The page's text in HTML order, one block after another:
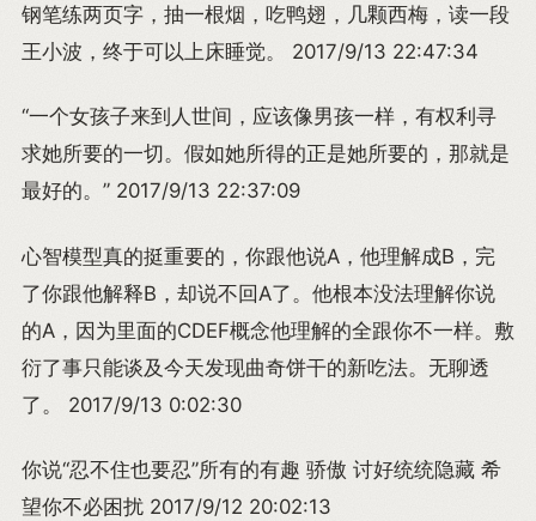
钢笔练两页字，抽一根烟，吃鸭翅，几颗西梅，读一段
王小波，终于可以上床睡觉。 2017/9/13 22:47:34
“一个女孩子来到人世间，应该像男孩一样，有权利寻
求她所要的一切。假如她所得的正是她所要的，那就是
最好的。” 2017/9/13 22:37:09
心智模型真的挺重要的，你跟他说A，他理解成B，完
了你跟他解释B，却说不回A了。他根本没法理解你说
的A，因为里面的CDEF概念他理解的全跟你不一样。敷
衍了事只能谈及今天发现曲奇饼干的新吃法。无聊透
了。 2017/9/13 0:02:30
你说“忍不住也要忍”所有的有趣 骄傲 讨好统统隐藏 希
望你不必困扰 2017/9/12 20:02:13